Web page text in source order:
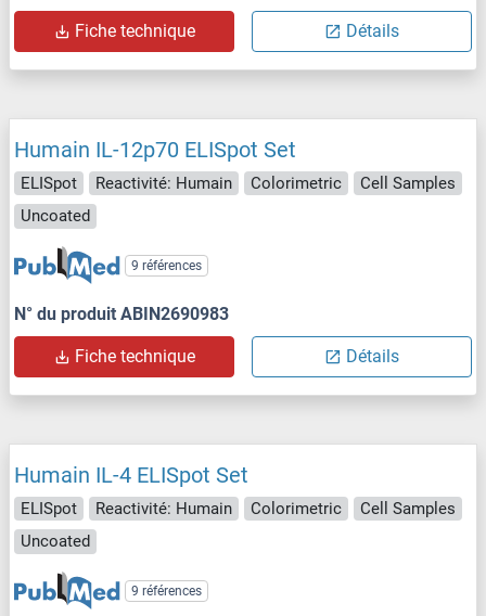
Fiche technique Détails
Humain IL-12p70 ELISpot Set
ELISpot Reactivité: Humain Colorimetric
Cell Samples
Uncoated
9 références
N° du produit ABIN2690983
Fiche technique Détails
Humain IL-4 ELISpot Set
ELISpot Reactivité: Humain Colorimetric
Cell Samples
Uncoated
9 références